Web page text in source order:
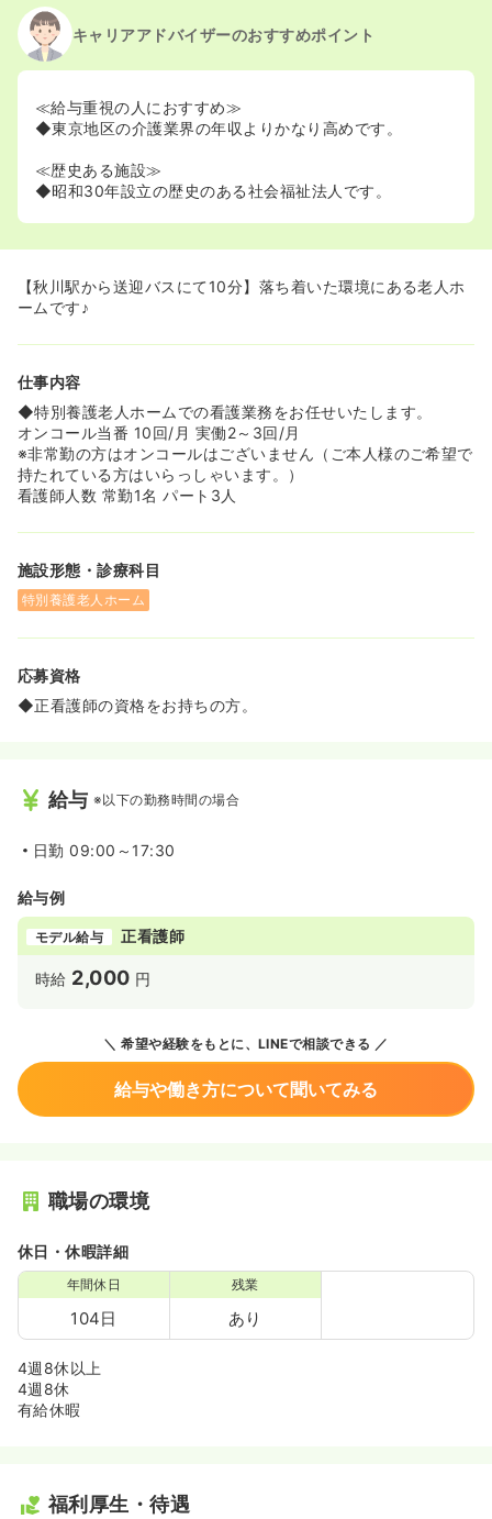
キャリアアドバイザーのおすすめポイント
≪給与重視の人におすすめ≫
◆東京地区の介護業界の年収よりかなり高めです。
≪歴史ある施設≫
◆昭和30年設立の歴史のある社会福祉法人です。
【秋川駅から送迎バスにて10分】落ち着いた環境にある老人ホ
ームです♪
仕事内容
◆特別養護老人ホームでの看護業務をお任せいたします。
オンコール当番 10回/月 実働2～3回/月
※非常勤の方はオンコールはございません（ご本人様のご希望で
持たれている方はいらっしゃいます。）
看護師人数 常勤1名 パート3人
施設形態・診療科目
特別養護老人ホーム
応募資格
◆正看護師の資格をお持ちの方。
給与 ※以下の勤務時間の場合
日勤 09:00～17:30
給与例
モデル給与 正看護師
時給 2,000 円
希望や経験をもとに、LINEで相談できる
給与や働き方について聞いてみる
職場の環境
休日・休暇詳細
年間休日
104日
残業
あり
4週8休以上
4週8休
有給休暇
福利厚生・待遇